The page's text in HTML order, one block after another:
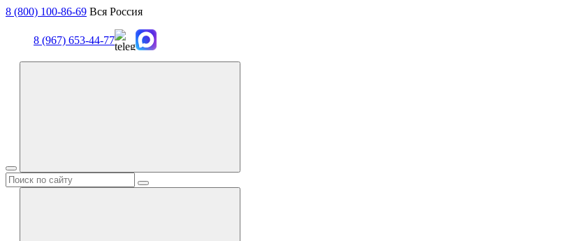
8 (800) 100-86-69 Вся Россия
8 (967) 653-44-77